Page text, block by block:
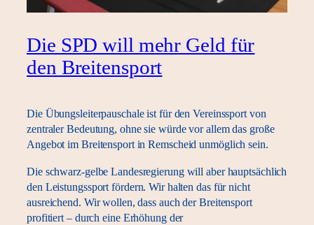
Die SPD will mehr Geld für
den Breitensport
Die Übungsleiterpauschale ist für den Vereinssport von
zentraler Bedeutung, ohne sie würde vor allem das große
Angebot im Breitensport in Remscheid unmöglich sein.
Die schwarz-gelbe Landesregierung will aber hauptsächlich
den Leistungssport fördern. Wir halten das für nicht
ausreichend. Wir wollen, dass auch der Breitensport
profitiert – durch eine Erhöhung der